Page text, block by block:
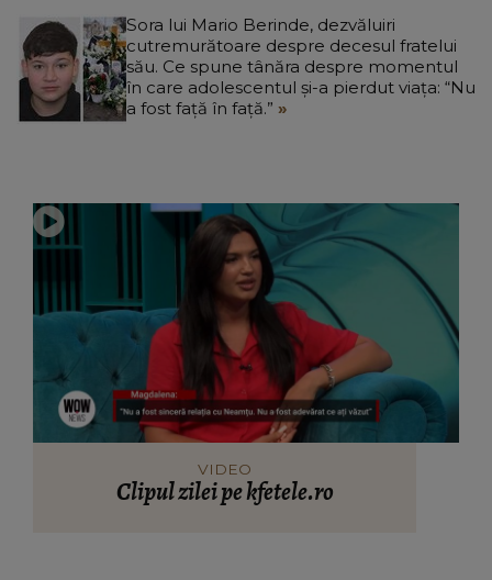
Sora lui Mario Berinde, dezvăluiri
cutremurătoare despre decesul fratelui
său. Ce spune tânăra despre momentul
în care adolescentul și-a pierdut viața: “Nu
a fost față în față.”
VIDEO
Clipul zilei pe kfetele.ro